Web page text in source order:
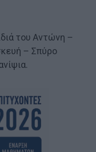
του Αντώνη –
– Σπύρο